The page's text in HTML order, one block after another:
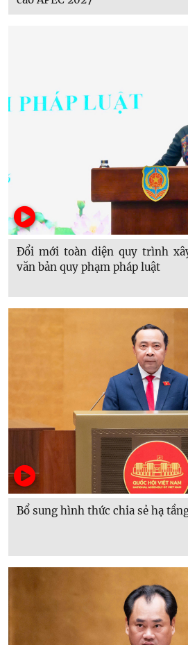
Đổi mới toàn diện quy trình
văn bản quy phạm pháp luật
Bổ sung hình thức chia sẻ hạ